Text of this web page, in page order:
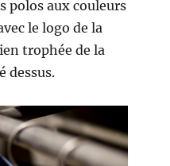
polos aux couleurs
le logo de la
trophée de la
dessus.